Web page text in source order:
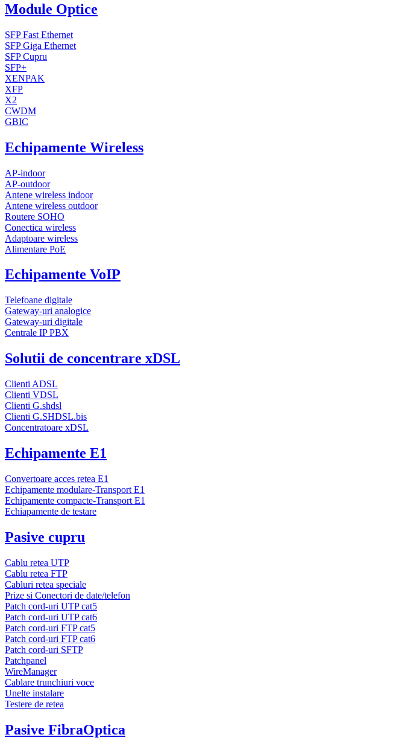
Module Optice
SFP Fast Ethernet
SFP Giga Ethernet
SFP Cupru
SFP+
XENPAK
XFP
X2
CWDM
GBIC
Echipamente Wireless
AP-indoor
AP-outdoor
Antene wireless indoor
Antene wireless outdoor
Routere SOHO
Conectica wireless
Adaptoare wireless
Alimentare PoE
Echipamente VoIP
Telefoane digitale
Gateway-uri analogice
Gateway-uri digitale
Centrale IP PBX
Solutii de concentrare xDSL
Clienti ADSL
Clienti VDSL
Clienti G.shdsl
Clienti G.SHDSL.bis
Concentratoare xDSL
Echipamente E1
Convertoare acces retea E1
Echipamente modulare-Transport E1
Echipamente compacte-Transport E1
Echiapamente de testare
Pasive cupru
Cablu retea UTP
Cablu retea FTP
Cabluri retea speciale
Prize si Conectori de date/telefon
Patch cord-uri UTP cat5
Patch cord-uri UTP cat6
Patch cord-uri FTP cat5
Patch cord-uri FTP cat6
Patch cord-uri SFTP
Patchpanel
WireManager
Cablare trunchiuri voce
Unelte instalare
Testere de retea
Pasive FibraOptica